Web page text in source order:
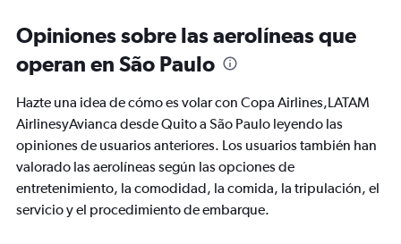
Range:
91
categories.
The
chart
1
Y
axis
displaying
values.
Range:
Opiniones sobre las aerolíneas que
operan en São Paulo
Hazte una idea de cómo es volar con Copa Airlines,LATAM
AirlinesyAvianca desde Quito a São Paulo leyendo las
opiniones de usuarios anteriores. Los usuarios también han
valorado las aerolíneas según las opciones de
entretenimiento, la comodidad, la comida, la tripulación, el
servicio y el procedimiento de embarque.